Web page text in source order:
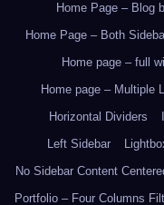
Home Page – Blog
Home Page – Both
Home page – full
Home page – Multiple
Horizontal Dividers
Left Sidebar
No Sidebar Content
Portfolio – Four Columns